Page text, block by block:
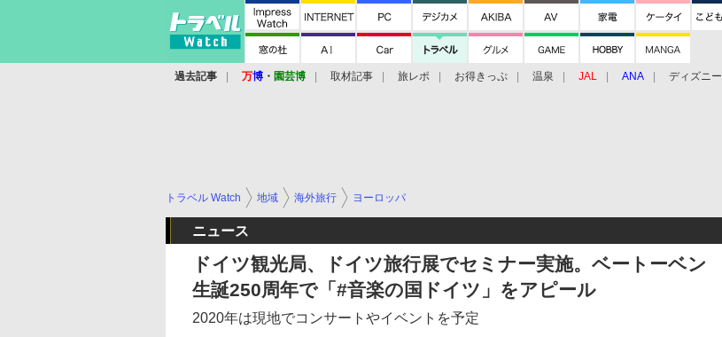
過去記事 万博 ・ 園芸博 取材記事 旅レポ お得きっぷ 温泉 JAL ANA ディズニー
トラベル Watch 地域 海外旅行 ヨーロッパ
ニュース
ドイツ観光局、ドイツ旅行展でセミナー実施。ベートーベン
生誕250周年で「#音楽の国ドイツ」をアピール
2020年は現地でコンサートやイベントを予定